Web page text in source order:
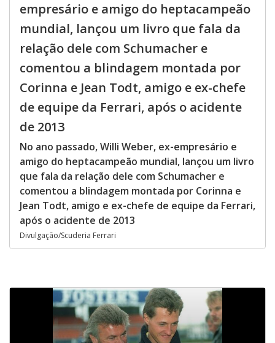
empresário e amigo do heptacampeão
mundial, lançou um livro que fala da
relação dele com Schumacher e
comentou a blindagem montada por
Corinna e Jean Todt, amigo e ex-chefe
de equipe da Ferrari, após o acidente
de 2013
No ano passado, Willi Weber, ex-empresário e
amigo do heptacampeão mundial, lançou um livro
que fala da relação dele com Schumacher e
comentou a blindagem montada por Corinna e
Jean Todt, amigo e ex-chefe de equipe da Ferrari,
após o acidente de 2013
Divulgação/Scuderia Ferrari